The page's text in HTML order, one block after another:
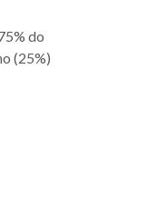
do
(25%)